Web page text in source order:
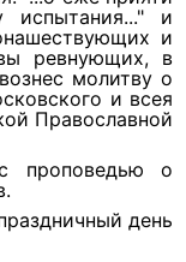
и
и
ревнующих, в
молитву о
и всея
Православной
проповедью о
день